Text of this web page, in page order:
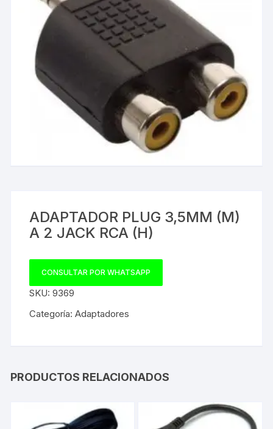
ADAPTADOR PLUG 3,5MM (M)
A 2 JACK RCA (H)
CONSULTAR POR WHATSAPP
SKU:9369
Categoría:Adaptadores
PRODUCTOS RELACIONADOS